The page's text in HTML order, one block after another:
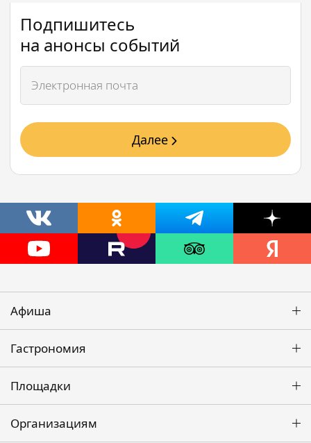
Подпишитесь
на анонсы событий
Далее
Афиша
Гастрономия
Площадки
Организациям